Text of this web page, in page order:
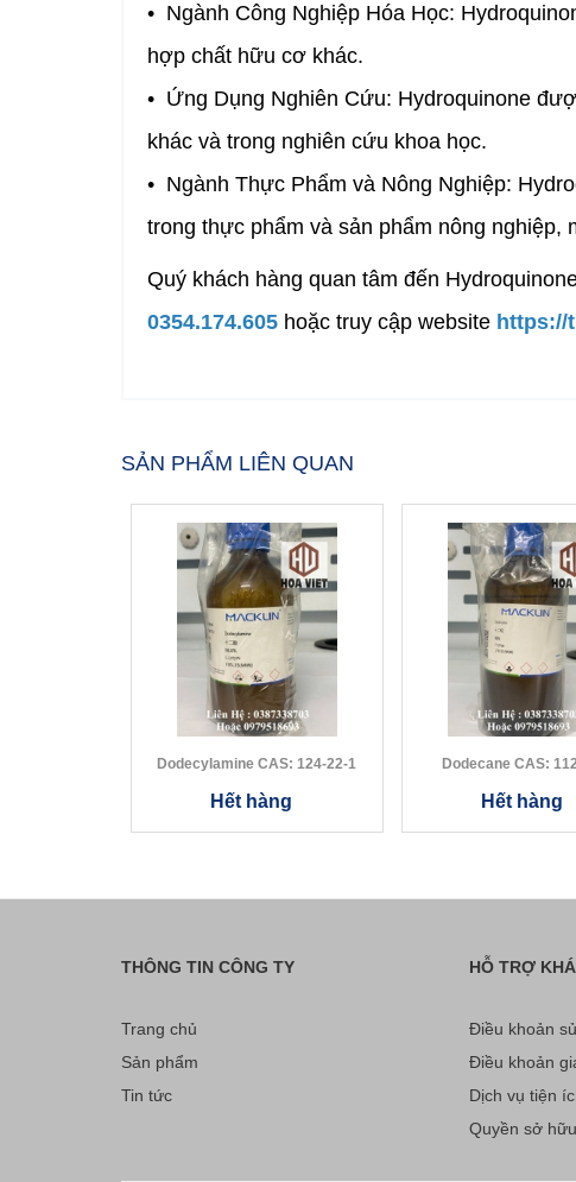
• Ngành Công Nghiệp Hóa Học:
hợp chất hữu cơ khác.
• Ứng Dụng Nghiên Cứu: Hydroquinone
khác và trong nghiên cứu khoa học.
• Ngành Thực Phẩm và Nông Nghiệp:
trong thực phẩm và sản phẩm nông
Quý khách hàng quan tâm đến
0354.174.605 hoặc truy cập website https://
SẢN PHẨM LIÊN QUAN
Dodecylamine CAS: 124-22-1
Hết hàng
Dodecane
Hết hàng
THÔNG TIN CÔNG TY
Trang chủ
Sản phẩm
Tin tức
HỖ TRỢ
Điều khoản
Điều khoản
Dịch vụ tiện
Quyền sở